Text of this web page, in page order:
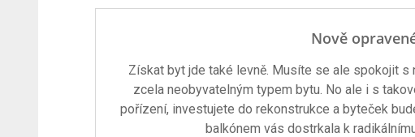
Nově
Získat byt jde také levně. Musíte se ale spokojit s
zcela neobyvatelným typem bytu. No ale i s
pořízení, investujete do rekonstrukce a byteček
balkónem vás dostrkala k